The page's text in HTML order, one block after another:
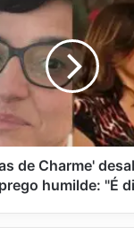
de Charme'
humilde: "É